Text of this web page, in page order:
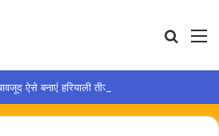
ऐसे बनाएं हरियाली तीज को यादगार और खास